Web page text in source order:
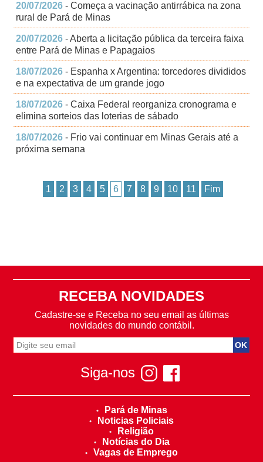
20/07/2026 - Começa a vacinação antirrábica na zona
rural de Pará de Minas
20/07/2026 - Aberta a licitação pública da terceira faixa
entre Pará de Minas e Papagaios
18/07/2026 - Espanha x Argentina: torcedores divididos
e na expectativa de um grande jogo
18/07/2026 - Caixa Federal reorganiza cronograma e
elimina sorteios das loterias de sábado
18/07/2026 - Frio vai continuar em Minas Gerais até a
próxima semana
1 2 3 4 5 6 7 8 9 10 11 Fim
RECEBA NOVIDADES
Cadastre-se e Receba no seu email as últimas
novidades do mundo contábil.
Siga-nos
Pará de Minas
Noticias Policiais
Religião
Notícias do Dia
Vagas de Emprego